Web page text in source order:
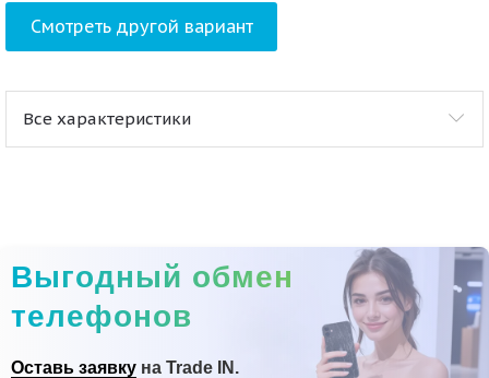
Смотреть другой вариант
Все характеристики
Выгодный обмен
телефонов
Оставь заявку на Trade IN.